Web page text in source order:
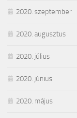
2020. szeptember
2020. augusztus
2020. július
2020. június
2020. május